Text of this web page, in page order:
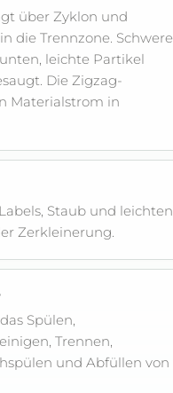
über Zyklon und
die Trennzone. Schwere
leichte Partikel
Die Zigzag-
Materialstrom in
Staub und leichten
Zerkleinerung.
Spülen,
Trennen,
und Abfüllen von